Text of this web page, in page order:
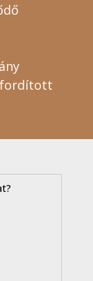
fordított